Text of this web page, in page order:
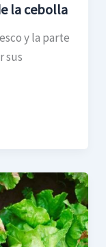
la cebolla
y la parte
sus